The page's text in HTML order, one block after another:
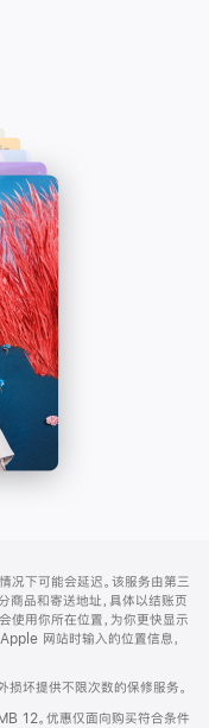
况下可能会延迟。该服务由第三
商品和寄送地址，具体以结账页
使用你所在位置，为你更快显示
网站时输入的位置信息，
坏提供不限次数的保修服务。
12。优惠仅面向购买符合条件